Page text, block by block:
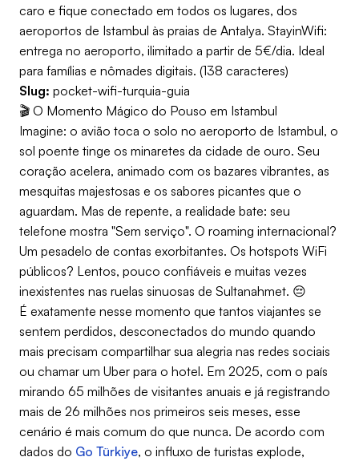
caro e fique conectado em todos os lugares, dos
aeroportos de Istambul às praias de Antalya. StayinWifi:
entrega no aeroporto, ilimitado a partir de 5€/dia. Ideal
para famílias e nômades digitais. (138 caracteres)
Slug: pocket-wifi-turquia-guia
🎬 O Momento Mágico do Pouso em Istambul
Imagine: o avião toca o solo no aeroporto de Istambul, o
sol poente tinge os minaretes da cidade de ouro. Seu
coração acelera, animado com os bazares vibrantes, as
mesquitas majestosas e os sabores picantes que o
aguardam. Mas de repente, a realidade bate: seu
telefone mostra "Sem serviço". O roaming internacional?
Um pesadelo de contas exorbitantes. Os hotspots WiFi
públicos? Lentos, pouco confiáveis e muitas vezes
inexistentes nas ruelas sinuosas de Sultanahmet. 😔
É exatamente nesse momento que tantos viajantes se
sentem perdidos, desconectados do mundo quando
mais precisam compartilhar sua alegria nas redes sociais
ou chamar um Uber para o hotel. Em 2025, com o país
mirando 65 milhões de visitantes anuais e já registrando
mais de 26 milhões nos primeiros seis meses, esse
cenário é mais comum do que nunca. De acordo com
dados do Go Türkiye, o influxo de turistas explode,